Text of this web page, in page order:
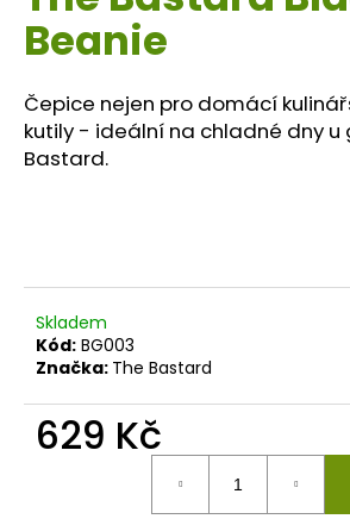
0,0
hvězdiček.
Beanie
Čepice nejen pro domácí
kutily - ideální na chladné dny u
Bastard.
Skladem
Kód: BG003
Značka: The Bastard
629 Kč
a
j
í
t
?
D
o
p